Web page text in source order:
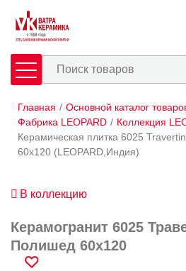
Плитка Сантехника
Оплата и доставка
Контакты
Главная / Основной каталог
Фабрика LEOPARD / Коллекция
Керамическая плитка 6025
60x120 (LEOPARD,Индия)
В коллекцию
Керамогранит 6025
Полишед 60x120